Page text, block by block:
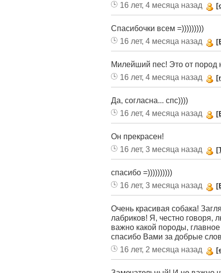
16 лет, 4 месяца назад
Спасибочки всем =)))))))))
16 лет, 4 месяца назад
Милейший пес! Это от пород
16 лет, 4 месяца назад
Да, согласна... спс))))
16 лет, 4 месяца назад
Он прекрасен!
16 лет, 3 месяца назад
спасибо =))))))))))
16 лет, 3 месяца назад
Очень красивая собака!
лабриков! Я, честно говоря,
важно какой породы,
спасибо Вами за добрые
16 лет, 2 месяца назад